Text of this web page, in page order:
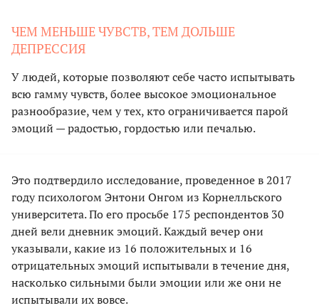
ЧЕМ МЕНЬШЕ ЧУВСТВ, ТЕМ ДОЛЬШЕ
ДЕПРЕССИЯ
У людей, которые позволяют себе часто испытывать
всю гамму чувств, более высокое эмоциональное
разнообразие, чем у тех, кто ограничивается парой
эмоций — радостью, гордостью или печалью.
Это подтвердило исследование, проведенное в 2017
году психологом Энтони Онгом из Корнелльского
университета. По его просьбе 175 респондентов 30
дней вели дневник эмоций. Каждый вечер они
указывали, какие из 16 положительных и 16
отрицательных эмоций испытывали в течение дня,
насколько сильными были эмоции или же они не
испытывали их вовсе.